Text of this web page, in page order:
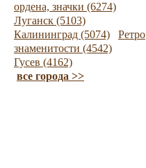
ордена, значки (6274)
Луганск (5103)
Калининград (5074)
Ретро
знаменитости (4542)
Гусев (4162)
все города >>